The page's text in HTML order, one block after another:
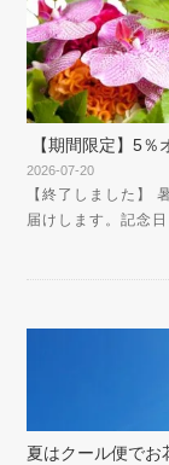
【期間限定】5％
2026-07-20
【終了しました】
届けします。記念日
夏はクール便でお